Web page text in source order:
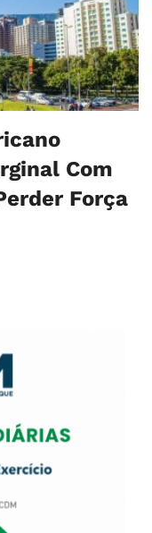
Com
Força